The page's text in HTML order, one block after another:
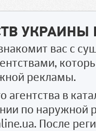
вас с
рекламы.
в
по наружной
После